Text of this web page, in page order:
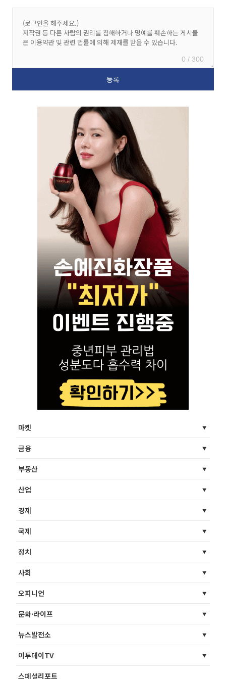
0 / 300
마켓
금융
부동산
산업
경제
국제
정치
사회
오피니언
문화·라이프
뉴스발전소
이투데이TV
스페셜리포트